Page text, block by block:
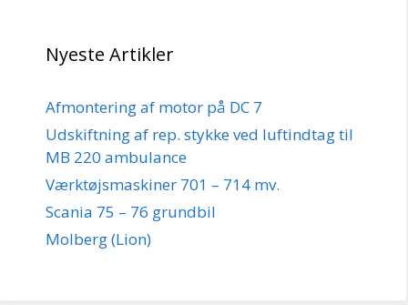
Nyeste Artikler
Afmontering af motor på DC 7
Udskiftning af rep. stykke ved luftindtag til
MB 220 ambulance
Værktøjsmaskiner 701 – 714 mv.
Scania 75 – 76 grundbil
Molberg (Lion)